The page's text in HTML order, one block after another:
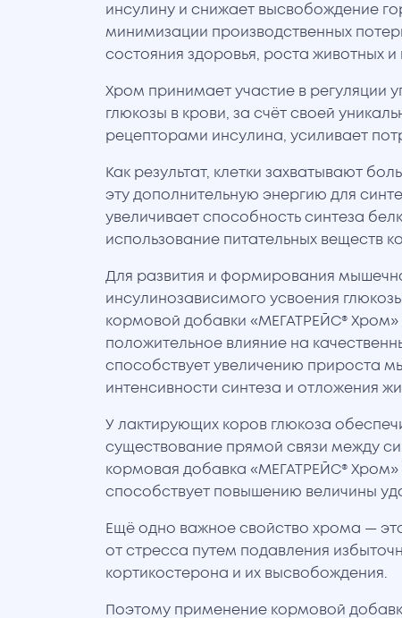
инсулину и снижает высвобождение
минимизации производственных
состояния здоровья, роста животных и
Хром принимает участие в регуляции
глюкозы в крови, за счёт своей
рецепторами инсулина, усиливает
Как результат, клетки захватывают
эту дополнительную энергию для
увеличивает способность синтеза
использование питательных веществ
Для развития и формирования
инсулинозависимого усвоения
кормовой добавки «МЕГАТРЕЙС® Хром»
положительное влияние на
способствует увеличению прироста
интенсивности синтеза и отложения
У лактирующих коров глюкоза
существование прямой связи между
кормовая добавка «МЕГАТРЕЙС® Хром»
способствует повышению величины
Ещё одно важное свойство хрома —
от стресса путем подавления
кортикостерона и их высвобождения.
Поэтому применение кормовой